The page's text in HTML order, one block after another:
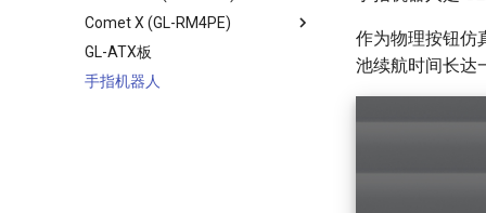
控制页面介绍
快速设置指南
控制页面介绍
产品概述
快速设置指南
控制页面介绍
Comet X (GL-RM4PE)
产品概述
快速设置指南
GL-ATX板
手指机器人
作为物理按钮仿
池续航时间长达